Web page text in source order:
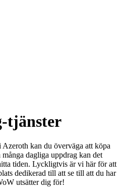
tjänster
kan du överväga att köpa
dagliga uppdrag kan det
tiden. Lyckligtvis är vi här för att
dedikerad till att se till att du har
utsätter dig för!